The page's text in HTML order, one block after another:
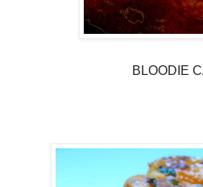
BLOODIE